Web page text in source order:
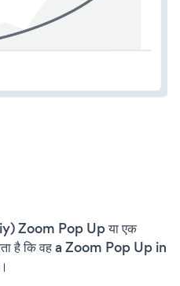
Zoom Pop Up या एक
है कि वह a Zoom Pop Up in